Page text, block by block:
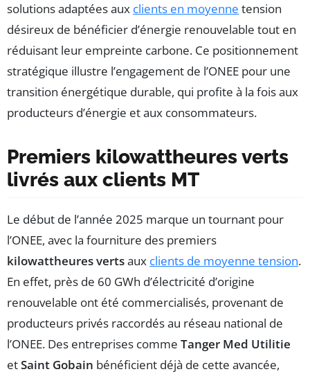
solutions adaptées aux clients en moyenne tension
désireux de bénéficier d’énergie renouvelable tout en
réduisant leur empreinte carbone. Ce positionnement
stratégique illustre l’engagement de l’ONEE pour une
transition énergétique durable, qui profite à la fois aux
producteurs d’énergie et aux consommateurs.
Premiers kilowattheures verts
livrés aux clients MT
Le début de l’année 2025 marque un tournant pour
l’ONEE, avec la fourniture des premiers
kilowattheures vertsaux clients de moyenne tension.
En effet, près de 60 GWh d’électricité d’origine
renouvelable ont été commercialisés, provenant de
producteurs privés raccordés au réseau national de
l’ONEE. Des entreprises comme Tanger Med Utilitie
etSaint Gobain bénéficient déjà de cette avancée,